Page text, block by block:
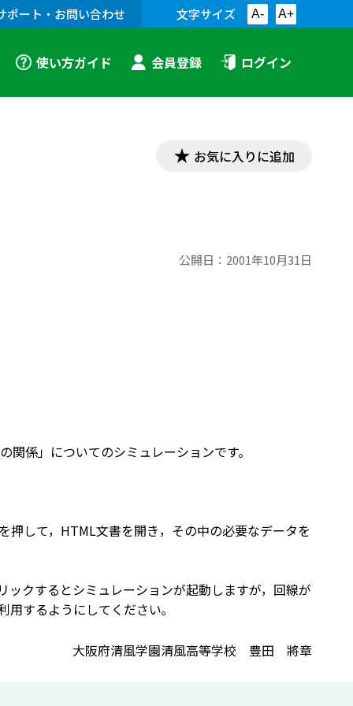
ポート・お問い合わせ 文字サイズ A- A+
使い方ガイド 会員登録 ログイン
お気に入りに追加
公開日： 2001年10月31日
係」についてのシミュレーションです。
して，HTML文書を開き，その中の必要なデータを
クするとシミュレーションが起動しますが，回線が
用するようにしてください｡
大阪府清風学園清風高等学校 豊田 將章